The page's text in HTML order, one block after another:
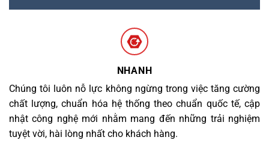
NHANH
Chúng tôi luôn nỗ lực không ngừng trong việc tăng cường
chất lượng, chuẩn hóa hệ thống theo chuẩn quốc tế, cập
nhật công nghệ mới nhằm mang đến những trải nghiệm
tuyệt vời, hài lòng nhất cho khách hàng.